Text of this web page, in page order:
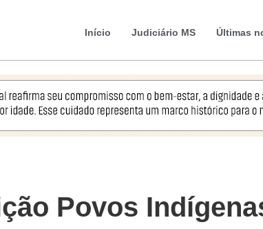
Início Judiciário MS Últimas
Povos